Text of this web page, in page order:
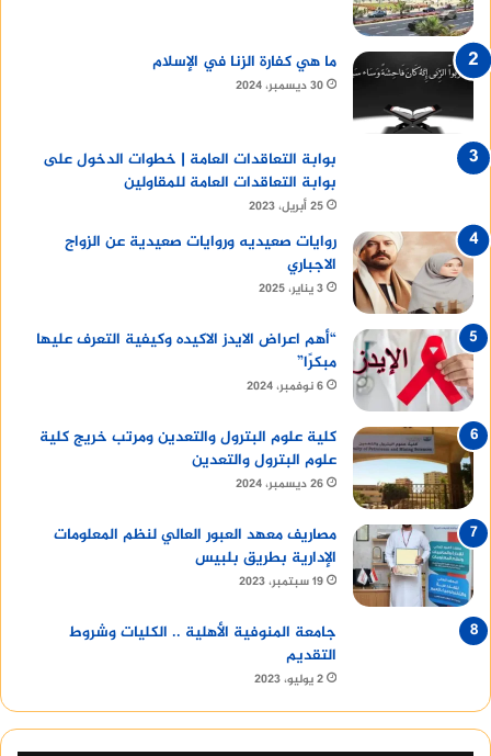
ما هي كفارة الزنا في الإسلام
30 ديسمبر، 2024
بوابة التعاقدات العامة | خطوات الدخول على
بوابة التعاقدات العامة للمقاولين
25 أبريل، 2023
روايات صعيديه وروايات صعيدية عن الزواج
الاجباري
3 يناير، 2025
“أهم اعراض الايدز الاكيده وكيفية التعرف عليها
مبكرًا”
6 نوفمبر، 2024
كلية علوم البترول والتعدين ومرتب خريج كلية
علوم البترول والتعدين
26 ديسمبر، 2024
مصاريف معهد العبور العالي لنظم المعلومات
الإدارية بطريق بلبيس
19 سبتمبر، 2023
جامعة المنوفية الأهلية .. الكليات وشروط
التقديم
2 يوليو، 2023